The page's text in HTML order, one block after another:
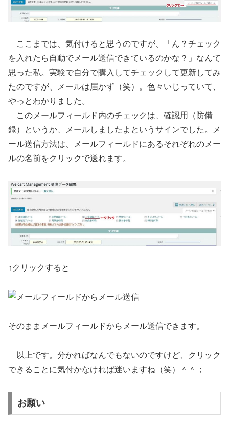
ここまでは、気付けると思うのですが、「ん？チェック
を入れたら自動でメール送信できているのかな？」なんて
思った私。実験で自分で購入してチェックして更新してみ
たのですが、メールは届かず（笑）。色々いじっていて、
やっとわかりました。
このメールフィールド内のチェックは、確認用（防備
録）というか、メールしましたよというサインでした。メ
ール送信方法は、メールフィールドにあるそれぞれのメー
ルの名前をクリックで送れます。
↑クリックすると
そのままメールフィールドからメール送信できます。
以上です。分かればなんでもないのですけど、クリック
できることに気付かなければ迷いますね（笑）＾＾；
お願い